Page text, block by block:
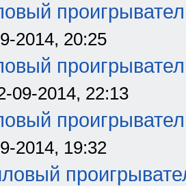
2014, 20:25
09-2014, 22:13
2014, 19:32